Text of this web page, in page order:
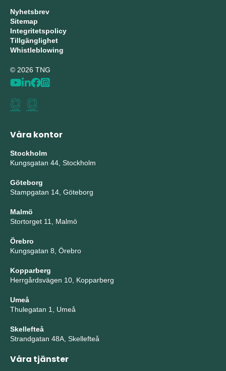
Nyhetsbrev
Sitemap
Integritetspolicy
Tillgänglighet
Whistleblowing
© 2026 TNG
Våra kontor
Stockholm
Kungsgatan 44, Stockholm
Göteborg
Stampgatan 14, Göteborg
Malmö
Stortorget 11, Malmö
Örebro
Kungsgatan 8, Örebro
Kopparberg
Herrgårdsvägen 10, Kopparberg
Umeå
Thulegatan 1, Umeå
Skellefteå
Strandgatan 48A, Skellefteå
Våra tjänster